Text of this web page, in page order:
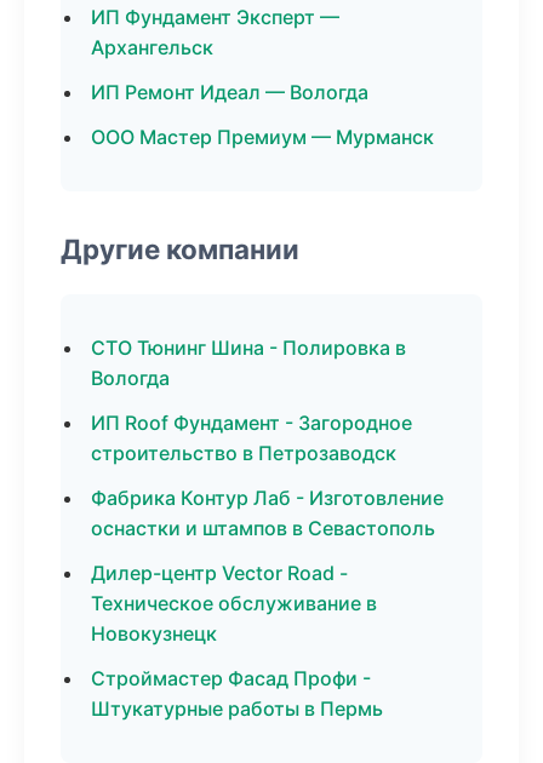
ИП Фундамент Эксперт —
Архангельск
ИП Ремонт Идеал — Вологда
ООО Мастер Премиум — Мурманск
Другие компании
СТО Тюнинг Шина - Полировка в
Вологда
ИП Roof Фундамент - Загородное
строительство в Петрозаводск
Фабрика Контур Лаб - Изготовление
оснастки и штампов в Севастополь
Дилер-центр Vector Road -
Техническое обслуживание в
Новокузнецк
Строймастер Фасад Профи -
Штукатурные работы в Пермь